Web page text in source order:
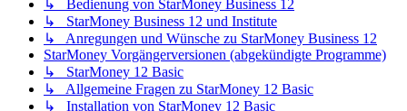
↳ Bedienung von StarMoney Business 12
↳ StarMoney Business 12 und Institute
↳ Anregungen und Wünsche zu StarMoney Business 12
StarMoney Vorgängerversionen (abgekündigte Programme)
↳ StarMoney 12 Basic
↳ Allgemeine Fragen zu StarMoney 12 Basic
↳ Installation von StarMoney 12 Basic